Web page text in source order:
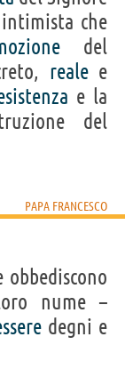
che
del
realee
e la
del
PAPA FRANCESCO
nume –
degni e